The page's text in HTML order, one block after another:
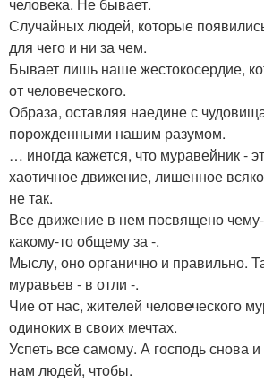
человека. Не бывает.
Случайных людей, которые
для чего и ни за чем.
Бывает лишь наше жестокосердие,
от человеческого.
Образа, оставляя наедине с
порожденными нашим разумом.
… иногда кажется, что муравейник -
хаотичное движение, лишенное
не так.
Все движение в нем посвящено
какому-то общему за -.
Мыслу, оно органично и правильно.
муравьев - в отли -.
Чие от нас, жителей человеческого
одиноких в своих мечтах.
Успеть все самому. А господь снова
нам людей, чтобы.